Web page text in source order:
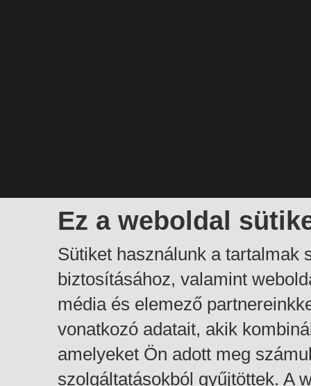
Ez a weboldal
Sütiket használunk a tartalmak
biztosításához, valamint
média és elemező
vonatkozó adatait, akik
amelyeket Ön adott meg
szolgáltatásokból gyűjtöttek. A